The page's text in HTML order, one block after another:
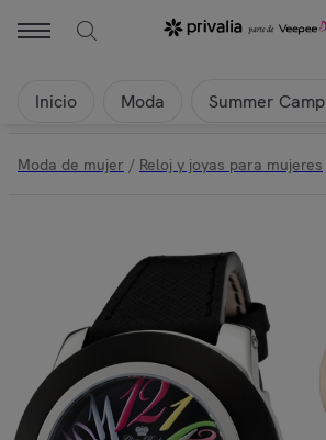
Inicio Moda Summer Camp
Moda de mujer / Reloj y joyas para mujeres